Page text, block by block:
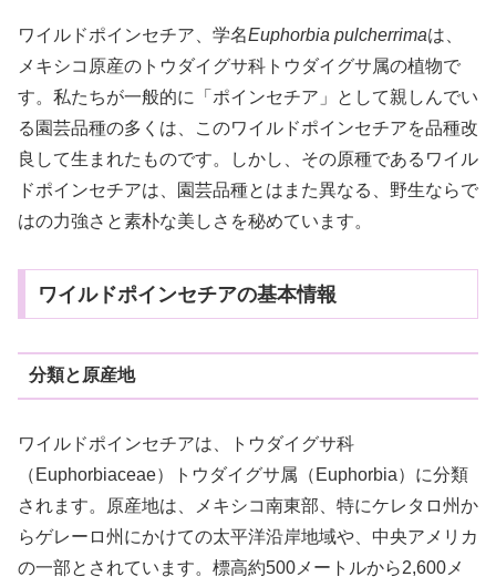
ワイルドポインセチア、学名Euphorbia pulcherrimaは、
メキシコ原産のトウダイグサ科トウダイグサ属の植物で
す。私たちが一般的に「ポインセチア」として親しんでい
る園芸品種の多くは、このワイルドポインセチアを品種改
良して生まれたものです。しかし、その原種であるワイル
ドポインセチアは、園芸品種とはまた異なる、野生ならで
はの力強さと素朴な美しさを秘めています。
ワイルドポインセチアの基本情報
分類と原産地
ワイルドポインセチアは、トウダイグサ科
（Euphorbiaceae）トウダイグサ属（Euphorbia）に分類
されます。原産地は、メキシコ南東部、特にケレタロ州か
らゲレーロ州にかけての太平洋沿岸地域や、中央アメリカ
の一部とされています。標高約500メートルから2,600メ